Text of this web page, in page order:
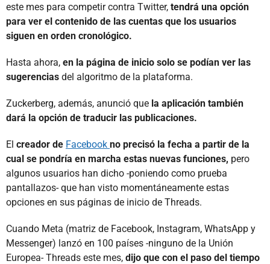
este mes para competir contra Twitter, tendrá una opción
para ver el contenido de las cuentas que los usuarios
siguen en orden cronológico.
Hasta ahora, en la página de inicio solo se podían ver las
sugerencias del algoritmo de la plataforma.
Zuckerberg, además, anunció que la aplicación también
dará la opción de traducir las publicaciones.
El creador de Facebook no precisó la fecha a partir de la
cual se pondría en marcha estas nuevas funciones, pero
algunos usuarios han dicho -poniendo como prueba
pantallazos- que han visto momentáneamente estas
opciones en sus páginas de inicio de Threads.
Cuando Meta (matriz de Facebook, Instagram, WhatsApp y
Messenger) lanzó en 100 países -ninguno de la Unión
Europea- Threads este mes, dijo que con el paso del tiempo